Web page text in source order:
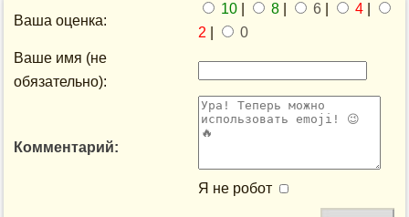
Ваша оценка:
10 8 6 4
2
0
Ваше имя (не
обязательно):
Комментарий:
Я не робот